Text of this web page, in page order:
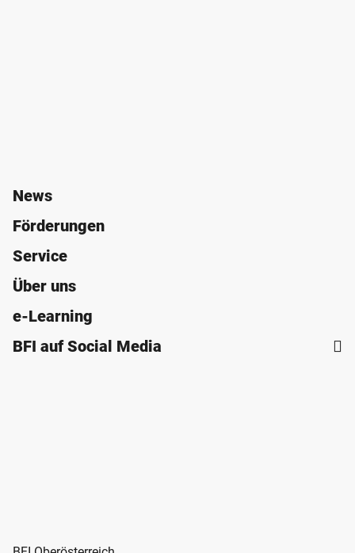
News
Förderungen
Service
Über uns
e-Learning
BFI auf Social Media